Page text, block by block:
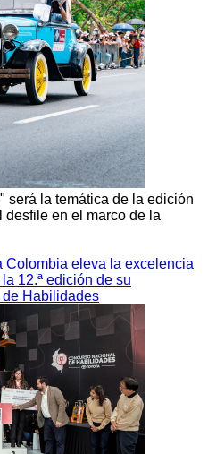
será la temática de la edición
desfile en el marco de la
Colombia eleva la excelencia
12.ª edición de su
Habilidades